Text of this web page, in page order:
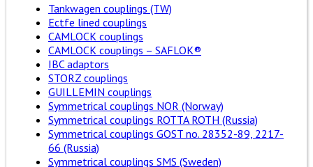
Tankwagen couplings (TW)
Ectfe lined couplings
CAMLOCK couplings
CAMLOCK couplings – SAFLOK®
IBC adaptors
STORZ couplings
GUILLEMIN couplings
Symmetrical couplings NOR (Norway)
Symmetrical couplings ROTTA ROTH (Russia)
Symmetrical couplings GOST no. 28352-89, 2217-
66 (Russia)
Symmetrical couplings SMS (Sweden)